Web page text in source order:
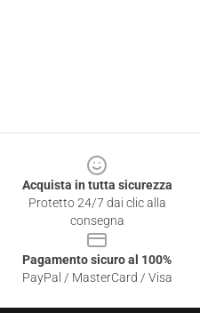
Acquista in tutta sicurezza
Protetto 24/7 dai clic alla
consegna
Pagamento sicuro al 100%
PayPal / MasterCard / Visa